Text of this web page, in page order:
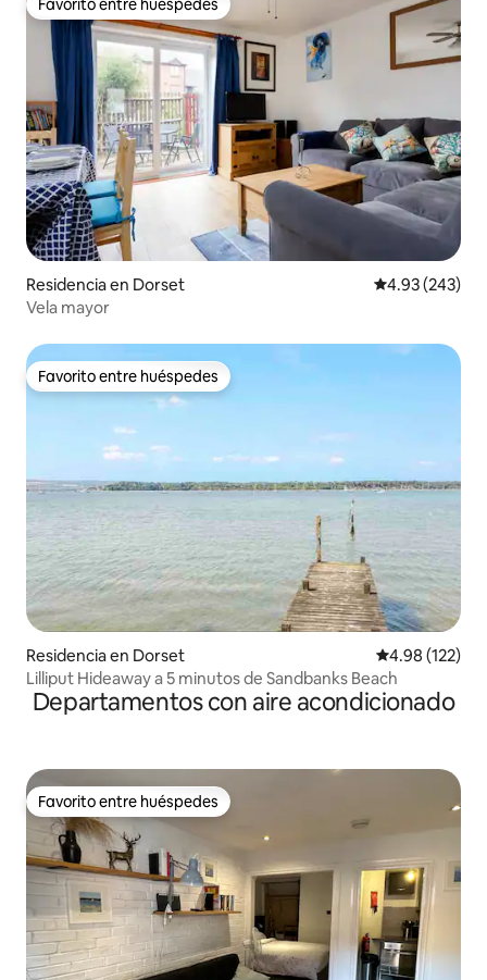
Favorito entre huéspedes
Favorito entre huéspedes
Residencia en Dorset Calificación
4.93 (243)
Vela mayor
Favorito entre huéspedes
Favorito entre huéspedes
Residencia en Dorset Calificación
4.98 (122)
Lilliput Hideaway a 5 minutos de Sandbanks Beach
Departamentos con aire acondicionado
Favorito entre huéspedes
Favorito entre huéspedes